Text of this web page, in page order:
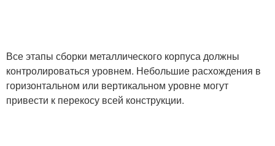
Все этапы сборки металлического корпуса должны
контролироваться уровнем. Небольшие расхождения в
горизонтальном или вертикальном уровне могут
привести к перекосу всей конструкции.